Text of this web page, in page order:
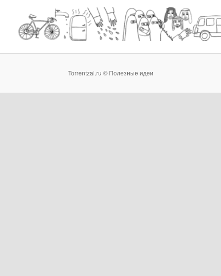
Torrentzal.ru © Полезные идеи